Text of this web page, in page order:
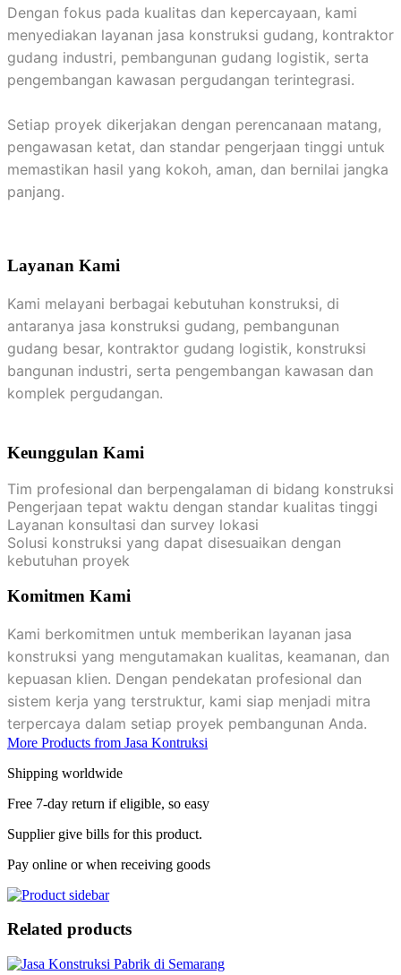
Dengan fokus pada kualitas dan kepercayaan, kami
menyediakan layanan jasa konstruksi gudang, kontraktor
gudang industri, pembangunan gudang logistik, serta
pengembangan kawasan pergudangan terintegrasi.
Setiap proyek dikerjakan dengan perencanaan matang,
pengawasan ketat, dan standar pengerjaan tinggi untuk
memastikan hasil yang kokoh, aman, dan bernilai jangka
panjang.
Layanan Kami
Kami melayani berbagai kebutuhan konstruksi, di
antaranya jasa konstruksi gudang, pembangunan
gudang besar, kontraktor gudang logistik, konstruksi
bangunan industri, serta pengembangan kawasan dan
komplek pergudangan.
Keunggulan Kami
Tim profesional dan berpengalaman di bidang konstruksi
Pengerjaan tepat waktu dengan standar kualitas tinggi
Layanan konsultasi dan survey lokasi
Solusi konstruksi yang dapat disesuaikan dengan
kebutuhan proyek
Komitmen Kami
Kami berkomitmen untuk memberikan layanan jasa
konstruksi yang mengutamakan kualitas, keamanan, dan
kepuasan klien. Dengan pendekatan profesional dan
sistem kerja yang terstruktur, kami siap menjadi mitra
terpercaya dalam setiap proyek pembangunan Anda.
More Products from Jasa Kontruksi
Shipping worldwide
Free 7-day return if eligible, so easy
Supplier give bills for this product.
Pay online or when receiving goods
Related products